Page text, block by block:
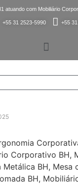
atuando com Mobiliário
+55 31 2523-5990 +55